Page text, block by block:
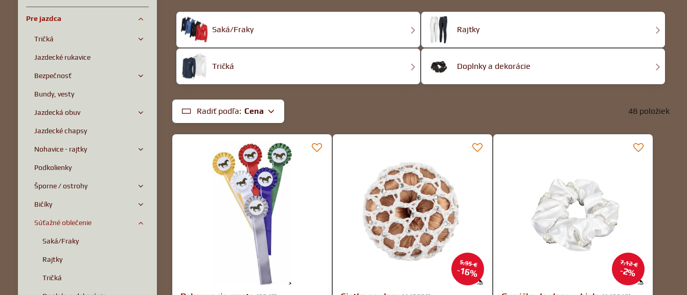
Saká/Fraky Rajtky
Tričká Doplnky a dekorácie
Radiť podľa: Cena 48 položiek
5,95 €
16%
7,12 €
2%
Pre jazdca
Tričká
Jazdecké rukavice
Bezpečnosť
Bundy, vesty
Jazdecká obuv
Jazdecké chapsy
Nohavice - rajtky
Podkolienky
Šporne / ostrohy
Bičíky
Súťažné oblečenie
Saká/Fraky
Rajtky
Tričká